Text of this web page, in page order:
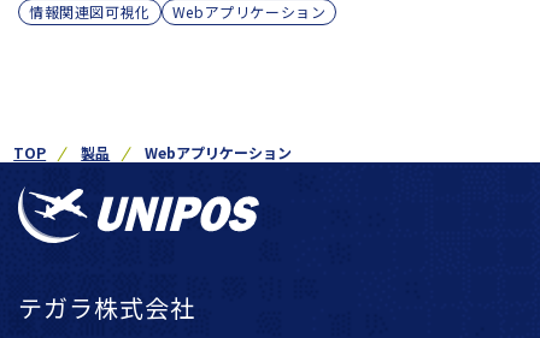
情報関連図可視化
Webアプリケーション
TOP 製品 Webアプリケーション
テガラ株式会社